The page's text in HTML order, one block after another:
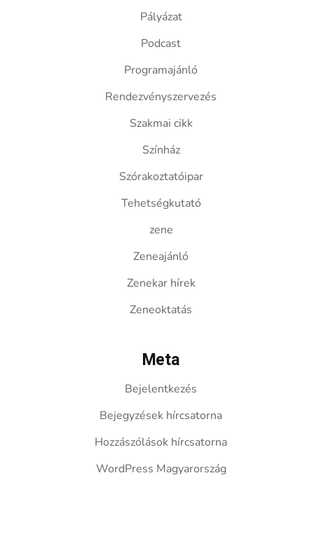
Pályázat
Podcast
Programajánló
Rendezvényszervezés
Szakmai cikk
Színház
Szórakoztatóipar
Tehetségkutató
zene
Zeneajánló
Zenekar hírek
Zeneoktatás
Meta
Bejelentkezés
Bejegyzések hírcsatorna
Hozzászólások hírcsatorna
WordPress Magyarország